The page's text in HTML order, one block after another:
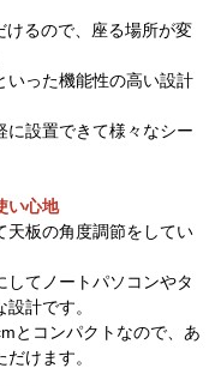
るので、座る場所が変
いった機能性の高い設計
に設置できて様々なシー
い心地
天板の角度調節をしてい
してノートパソコンやタ
計です。
とコンパクトなので、あ
けます。